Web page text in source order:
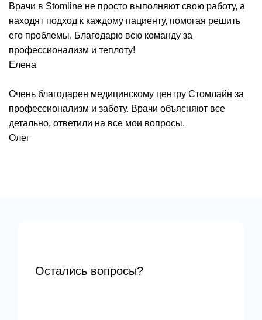
Врачи в Stomline не просто выполняют свою работу, а
находят подход к каждому пациенту, помогая решить
его проблемы. Благодарю всю команду за
профессионализм и теплоту!
Елена
Очень благодарен медицинскому центру Стомлайн за
профессионализм и заботу. Врачи объясняют все
детально, ответили на все мои вопросы.
Олег
Остались вопросы?